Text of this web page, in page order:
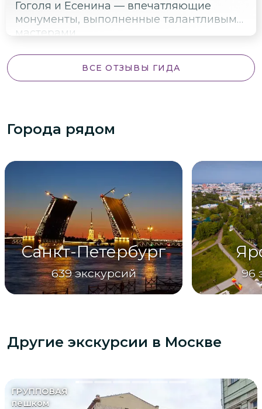
Гоголя и Есенина — впечатляющие
монументы, выполненные талантливыми
мастерами.
ВСЕ ОТЗЫВЫ ГИДА
Города рядом
Санкт-Петербург
639 экскурсий 96
Другие экскурсии в Москве
ГРУППОВАЯ
пешком